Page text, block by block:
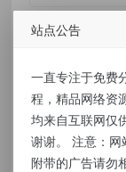
标签： usdt多语
免责声明
本站提供
站点公告
一直专注于免费
程，精品网络资
均来自互联网仅
谢谢。 注意：
附带的广告请勿